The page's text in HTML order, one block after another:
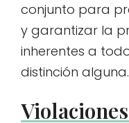
conjunto para
y garantizar la
inherentes a
distinción alguna.